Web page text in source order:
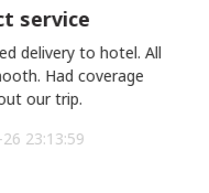
service
delivery to hotel. All
Had coverage
our trip.
23:13:59